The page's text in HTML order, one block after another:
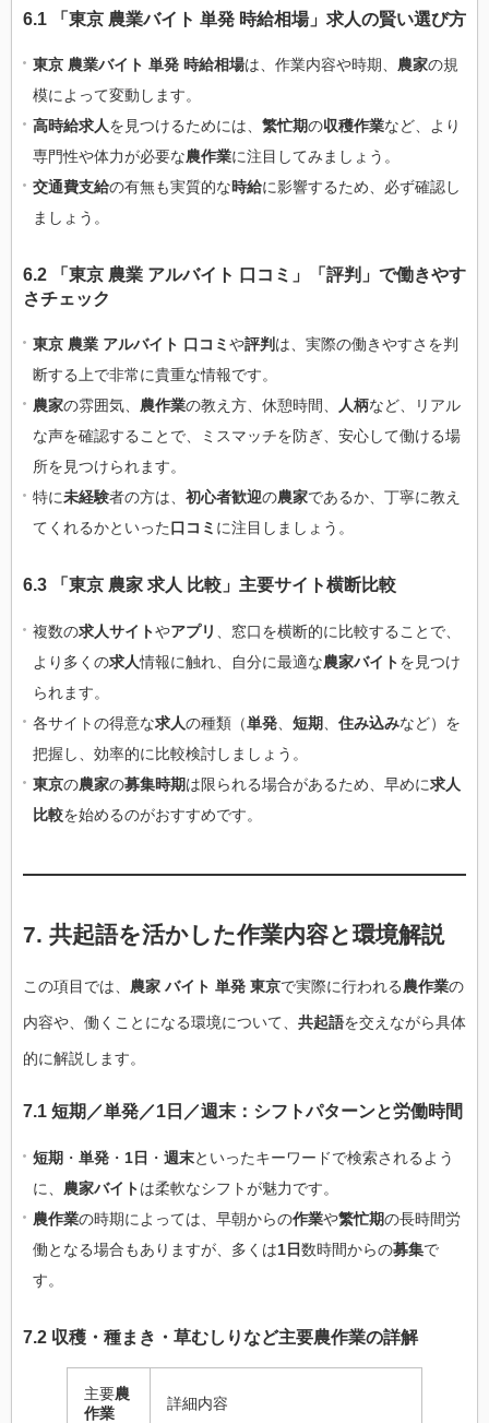
6.1 「東京 農業バイト 単発 時給相場」求人の賢い選び方
東京 農業バイト 単発 時給相場は、作業内容や時期、 農家の規
模によって変動します。
高時給求人を見つけるためには、 繁忙期の収穫作業など、より
専門性や体力が必要な農作業に注目してみましょう。
交通費支給の有無も実質的な時給に影響するため、必ず確認し
ましょう。
6.2 「東京 農業 アルバイト 口コミ」「評判」で働きやす
さチェック
東京 農業 アルバイト 口コミや評判 は、実際の働きやすさを判
断する上で非常に貴重な情報です。
農家の雰囲気、 農作業の教え方、休憩時間、 人柄など、リアル
な声を確認することで、ミスマッチを防ぎ、安心して働ける場
所を見つけられます。
特に未経験者の方は、 初心者歓迎の農家であるか、丁寧に教え
てくれるかといった口コミ に注目しましょう。
6.3 「東京 農家 求人 比較」主要サイト横断比較
複数の求人サイトやアプリ
、窓口を横断的に比較することで、
より多くの求人情報に触れ、自分に最適な農家バイトを見つけ
られます。
各サイトの得意な求人の種類（単発 短期 住み込みなど）を
把握し、効率的に比較検討しましょう。
東京の農家の募集時期は限られる場合があるため、早めに求人
比較を始めるのがおすすめです。
7. 共起語を活かした作業内容と環境解説
この項目では、 農家 バイト 単発 東京で実際に行われる農作業の
内容や、働くことになる環境について、 共起語を交えながら具体
的に解説します。
7.1 短期／単発／1日／週末：シフトパターンと労働時間
短期 ・ 単発 ・ 1日 ・ 週末といったキーワードで検索されるよう
に、 農家バイトは柔軟なシフトが魅力です。
農作業の時期によっては、早朝からの作業や繁忙期の長時間労
働となる場合もありますが、多くは1日数時間からの募集で
す。
7.2 収穫・種まき・草むしりなど主要農作業の詳解
主要農
作業
詳細内容